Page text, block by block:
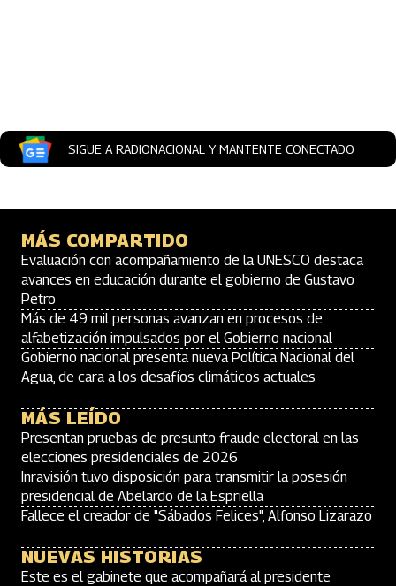
SIGUE A RADIONACIONAL Y MANTENTE CONECTADO
MÁS COMPARTIDO
Evaluación con acompañamiento de la UNESCO destaca
avances en educación durante el gobierno de Gustavo
Petro
Más de 49 mil personas avanzan en procesos de
alfabetización impulsados por el Gobierno nacional
Gobierno nacional presenta nueva Política Nacional del
Agua, de cara a los desafíos climáticos actuales
MÁS LEÍDO
Presentan pruebas de presunto fraude electoral en las
elecciones presidenciales de 2026
Inravisión tuvo disposición para transmitir la posesión
presidencial de Abelardo de la Espriella
Fallece el creador de "Sábados Felices", Alfonso Lizarazo
NUEVAS HISTORIAS
Este es el gabinete que acompañará al presidente